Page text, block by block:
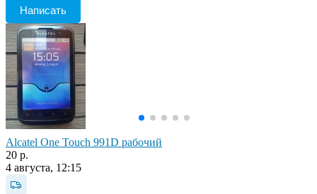
Написать
Alcatel One Touch 991D рабочий
20 р.
4 августа, 12:15